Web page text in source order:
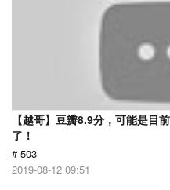
【越哥】豆瓣8.9分，可能是目
了！
# 503
2019-08-12 09:51